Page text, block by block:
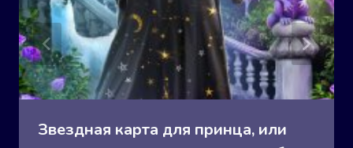
Звездная карта для принца, или